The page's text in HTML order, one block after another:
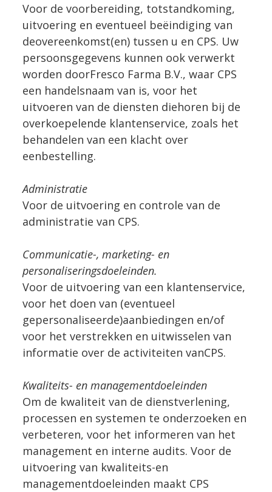
Voor de voorbereiding, totstandkoming,
uitvoering en eventueel beëindiging van
deovereenkomst(en) tussen u en CPS. Uw
persoonsgegevens kunnen ook verwerkt
worden doorFresco Farma B.V., waar CPS
een handelsnaam van is, voor het
uitvoeren van de diensten diehoren bij de
overkoepelende klantenservice, zoals het
behandelen van een klacht over
eenbestelling.
Administratie
Voor de uitvoering en controle van de
administratie van CPS.
Communicatie-, marketing- en
personaliseringsdoeleinden.
Voor de uitvoering van een klantenservice,
voor het doen van (eventueel
gepersonaliseerde)aanbiedingen en/of
voor het verstrekken en uitwisselen van
informatie over de activiteiten vanCPS.
Kwaliteits- en managementdoeleinden
Om de kwaliteit van de dienstverlening,
processen en systemen te onderzoeken en
verbeteren, voor het informeren van het
management en interne audits. Voor de
uitvoering van kwaliteits-en
managementdoeleinden maakt CPS